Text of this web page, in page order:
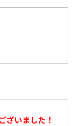
ざいました！